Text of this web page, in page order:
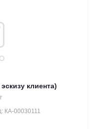
эскизу клиента)
КА-00030111